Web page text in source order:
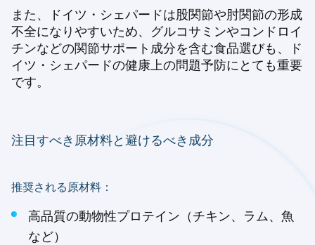
また、ドイツ・シェパードは股関節や肘関節の形成
不全になりやすいため、グルコサミンやコンドロイ
チンなどの関節サポート成分を含む食品選びも、ド
イツ・シェパードの健康上の問題予防にとても重要
です。
注目すべき原材料と避けるべき成分
推奨される原材料：
高品質の動物性プロテイン（チキン、ラム、魚
など）